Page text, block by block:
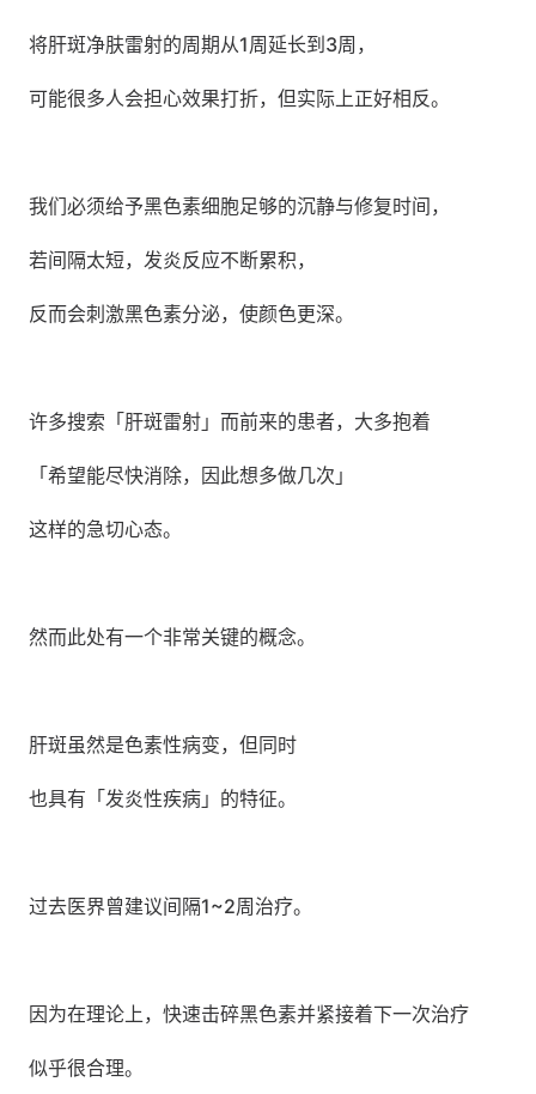
将肝斑净肤雷射的周期从1周延长到3周，
可能很多人会担心效果打折，但实际上正好相反。
我们必须给予黑色素细胞足够的沉静与修复时间，
若间隔太短，发炎反应不断累积，
反而会刺激黑色素分泌，使颜色更深。
许多搜索「肝斑雷射」而前来的患者，大多抱着
「希望能尽快消除，因此想多做几次」
这样的急切心态。
然而此处有一个非常关键的概念。
肝斑虽然是色素性病变，但同时
也具有「发炎性疾病」的特征。
过去医界曾建议间隔1~2周治疗。
因为在理论上，快速击碎黑色素并紧接着下一次治疗
似乎很合理。